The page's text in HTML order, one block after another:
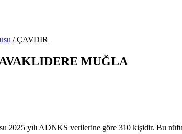
/ÇAVDIR
MUĞLA
yılı ADNKS verilerine göre 310 kişidir. Bu